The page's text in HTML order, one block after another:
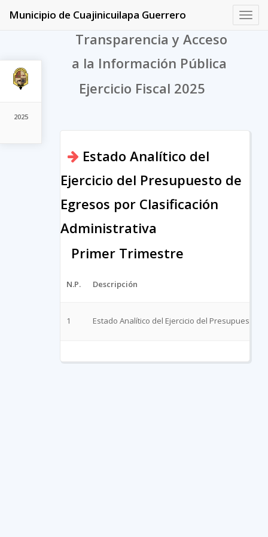
2025
Municipio de Cuajinicuilapa Guerrero
Transparencia y Acceso
a la Información Pública
Ejercicio Fiscal 2025
Estado Analítico del
Ejercicio del Presupuesto de
Egresos por Clasificación
Administrativa
Primer Trimestre
N.P. Descripción
1 Estado Analítico del Ejercicio del Presupuesto